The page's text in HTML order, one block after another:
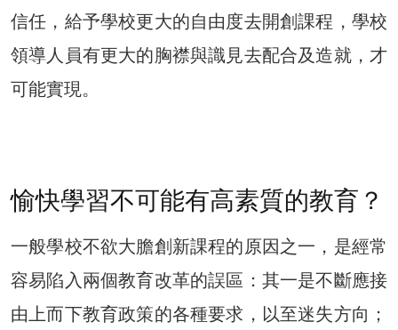
信任，給予學校更大的自由度去開創課程，學校
領導人員有更大的胸襟與識見去配合及造就，才
可能實現。
愉快學習不可能有高素質的教育？
一般學校不欲大膽創新課程的原因之一，是經常
容易陷入兩個教育改革的誤區：其一是不斷應接
由上而下教育政策的各種要求，以至迷失方向；